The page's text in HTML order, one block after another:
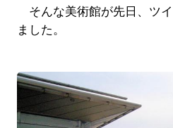
そんな美術館が先日、ツ
ました。